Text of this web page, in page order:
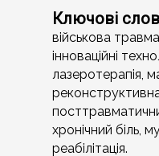
Ключові
військова травма,
інноваційні
лазеротерапія,
реконструктивна
хронічний біль,
реабілітація.